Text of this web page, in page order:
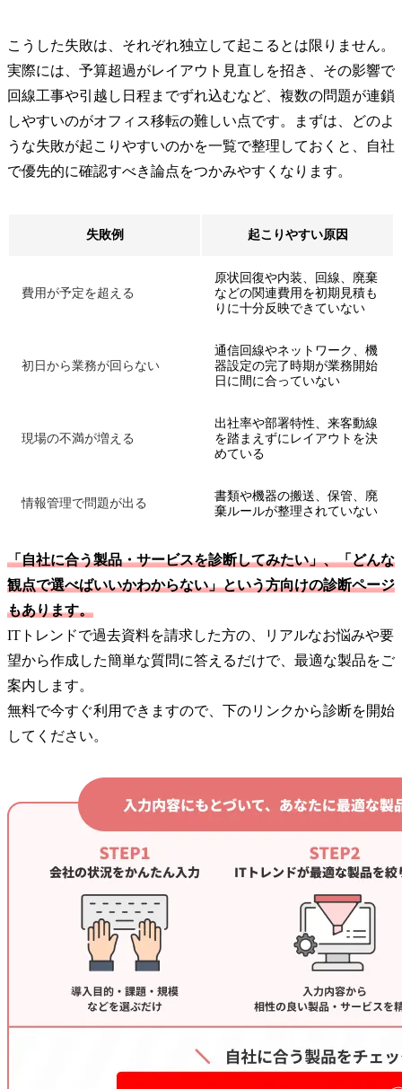
こうした失敗は、それぞれ独立して起こるとは限りません。
実際には、予算超過がレイアウト見直しを招き、その影響で
回線工事や引越し日程までずれ込むなど、複数の問題が連鎖
しやすいのがオフィス移転の難しい点です。まずは、どのよ
うな失敗が起こりやすいのかを一覧で整理しておくと、自社
で優先的に確認すべき論点をつかみやすくなります。
失敗例 起こりやすい原因
費用が予定を超える
原状回復や内装、回線、廃棄
などの関連費用を初期見積も
りに十分反映できていない
初日から業務が回らない
通信回線やネットワーク、機
器設定の完了時期が業務開始
日に間に合っていない
現場の不満が増える
出社率や部署特性、来客動線
を踏まえずにレイアウトを決
めている
情報管理で問題が出る
書類や機器の搬送、保管、廃
棄ルールが整理されていない
「自社に合う製品・サービスを診断してみたい」、「どんな
観点で選べばいいかわからない」という方向けの診断ページ
もあります。
ITトレンドで過去資料を請求した方の、リアルなお悩みや要
望から作成した簡単な質問に答えるだけで、最適な製品をご
案内します。
無料で今すぐ利用できますので、下のリンクから診断を開始
してください。